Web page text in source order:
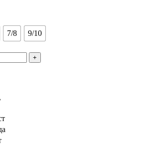
7/8
9/10